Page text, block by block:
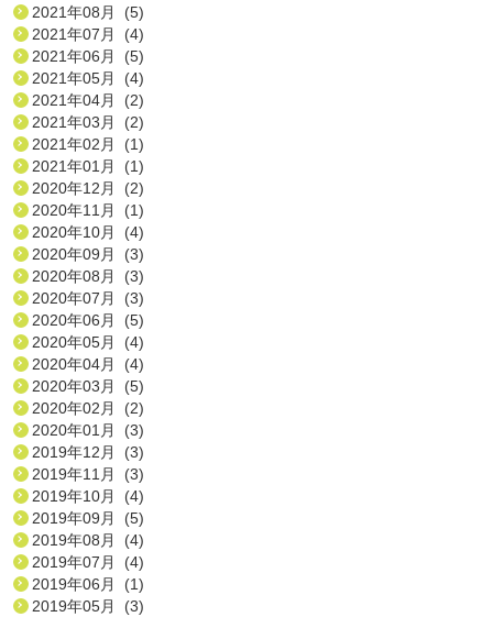
2021年08月 (5)
2021年07月 (4)
2021年06月 (5)
2021年05月 (4)
2021年04月 (2)
2021年03月 (2)
2021年02月 (1)
2021年01月 (1)
2020年12月 (2)
2020年11月 (1)
2020年10月 (4)
2020年09月 (3)
2020年08月 (3)
2020年07月 (3)
2020年06月 (5)
2020年05月 (4)
2020年04月 (4)
2020年03月 (5)
2020年02月 (2)
2020年01月 (3)
2019年12月 (3)
2019年11月 (3)
2019年10月 (4)
2019年09月 (5)
2019年08月 (4)
2019年07月 (4)
2019年06月 (1)
2019年05月 (3)